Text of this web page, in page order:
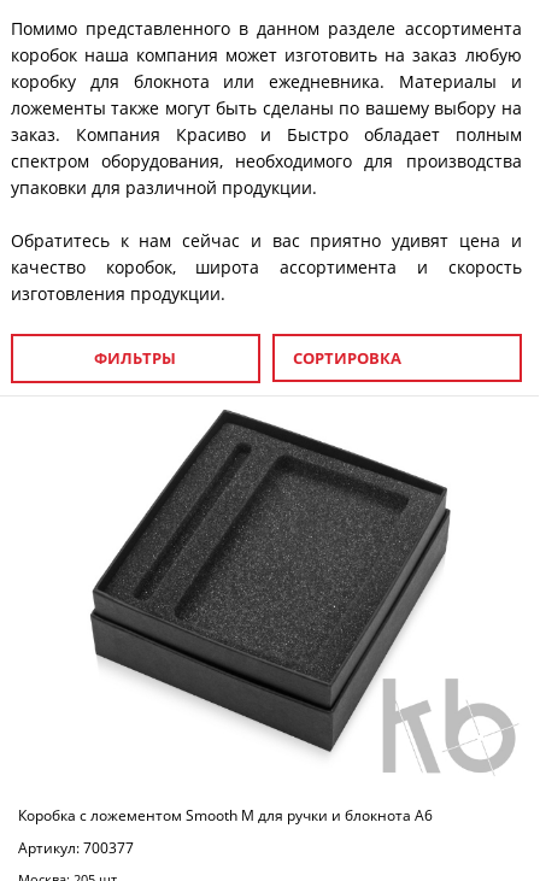
Помимо представленного в данном разделе ассортимента
коробок наша компания может изготовить на заказ любую
коробку для блокнота или ежедневника. Материалы и
ложементы также могут быть сделаны по вашему выбору на
заказ. Компания Красиво и Быстро обладает полным
спектром оборудования, необходимого для производства
упаковки для различной продукции.
Обратитесь к нам сейчас и вас приятно удивят цена и
качество коробок, широта ассортимента и скорость
изготовления продукции.
ФИЛЬТРЫ СОРТИРОВКА
Коробка с ложементом Smooth M для ручки и блокнота А6
Артикул: 700377